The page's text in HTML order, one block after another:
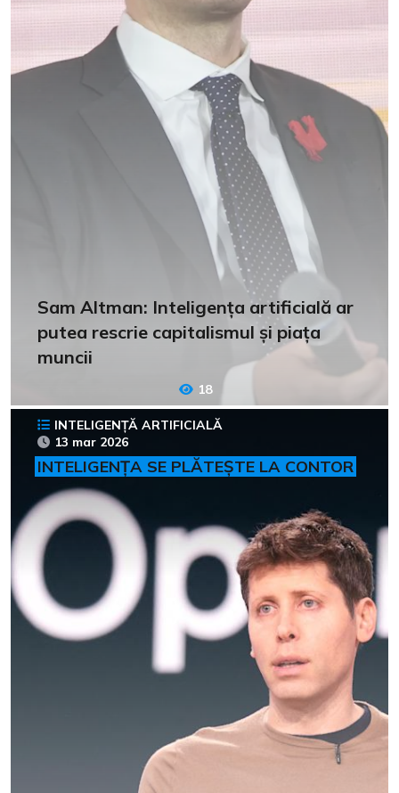
Sam Altman: Inteligența artificială ar
putea rescrie capitalismul și piața
muncii
18
INTELIGENȚĂ ARTIFICIALĂ
13 mar 2026
INTELIGENȚA SE PLĂTEȘTE LA CONTOR